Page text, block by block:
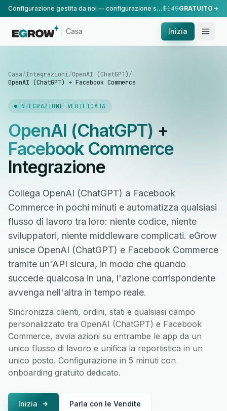
Configurazione gestita da noi — configurazione standard, eseguita dal nostro team.$149GRATUITO
Casa Inizia
Casa/Integrazioni/OpenAI (ChatGPT)/
OpenAI (ChatGPT) + Facebook Commerce
INTEGRAZIONE VERIFICATA
OpenAI (ChatGPT) +
Facebook Commerce
Integrazione
Collega OpenAI (ChatGPT) a Facebook
Commerce in pochi minuti e automatizza qualsiasi
flusso di lavoro tra loro: niente codice, niente
sviluppatori, niente middleware complicati. eGrow
unisce OpenAI (ChatGPT) e Facebook Commerce
tramite un'API sicura, in modo che quando
succede qualcosa in una, l'azione corrispondente
avvenga nell'altra in tempo reale.
Sincronizza clienti, ordini, stati e qualsiasi campo
personalizzato tra OpenAI (ChatGPT) e Facebook
Commerce, avvia azioni su entrambe le app da un
unico flusso di lavoro e unifica la reportistica in un
unico posto. Configurazione in 5 minuti con
onboarding gratuito dedicato.
Inizia Parla con le Vendite